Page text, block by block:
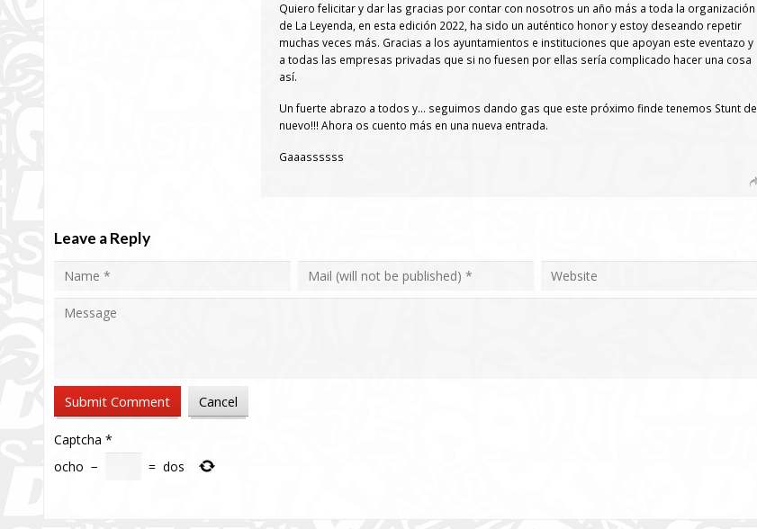
Quiero felicitar y dar las gracias por contar con nosotros un año más a toda la organización
de La Leyenda, en esta edición 2022, ha sido un auténtico honor y estoy deseando repetir
muchas veces más. Gracias a los ayuntamientos e instituciones que apoyan este eventazo y
a todas las empresas privadas que si no fuesen por ellas sería complicado hacer una cosa
así.
Un fuerte abrazo a todos y… seguimos dando gas que este próximo finde tenemos Stunt de
nuevo!!! Ahora os cuento más en una nueva entrada.
Gaaassssss
Leave a Reply
Captcha *
ocho − = dos